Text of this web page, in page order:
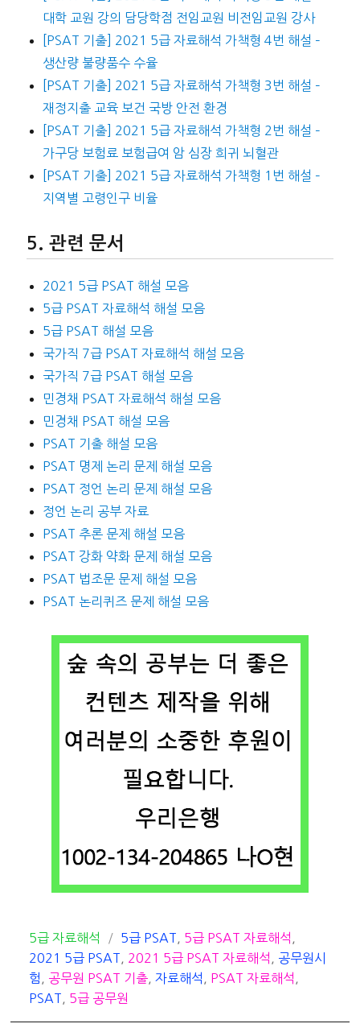
대학 교원 강의 담당학점 전임교원 비전임교원 강사
[PSAT 기출] 2021 5급 자료해석 가책형 4번 해설 –
생산량 불량품수 수율
[PSAT 기출] 2021 5급 자료해석 가책형 3번 해설 –
재정지출 교육 보건 국방 안전 환경
[PSAT 기출] 2021 5급 자료해석 가책형 2번 해설 –
가구당 보험료 보험급여 암 심장 희귀 뇌혈관
[PSAT 기출] 2021 5급 자료해석 가책형 1번 해설 –
지역별 고령인구 비율
관련 문서
2021 5급 PSAT 해설 모음
5급 PSAT 자료해석 해설 모음
5급 PSAT 해설 모음
국가직 7급 PSAT 자료해석 해설 모음
국가직 7급 PSAT 해설 모음
민경채 PSAT 자료해석 해설 모음
민경채 PSAT 해설 모음
PSAT 기출 해설 모음
PSAT 명제 논리 문제 해설 모음
PSAT 정언 논리 문제 해설 모음
정언 논리 공부 자료
PSAT 추론 문제 해설 모음
PSAT 강화 약화 문제 해설 모음
PSAT 법조문 문제 해설 모음
PSAT 논리퀴즈 문제 해설 모음
카
테
고
리
5급 자료해석
태
그
5급 PSAT 5급 PSAT 자료해석
2021 5급 PSAT
2021 5급 PSAT 자료해석
공무원시
험
공무원 PSAT 기출 ,자료해석 PSAT 자료해석
PSAT
5급 공무원